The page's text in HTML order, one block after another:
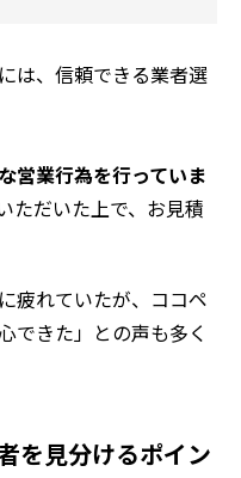
は、信頼できる業者選
営業行為を行っていま
ただいた上で、お見積
疲れていたが、ココペ
できた」との声も多く
を見分けるポイン